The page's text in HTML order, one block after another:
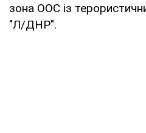
зона ООС із
"Л/ДНР".